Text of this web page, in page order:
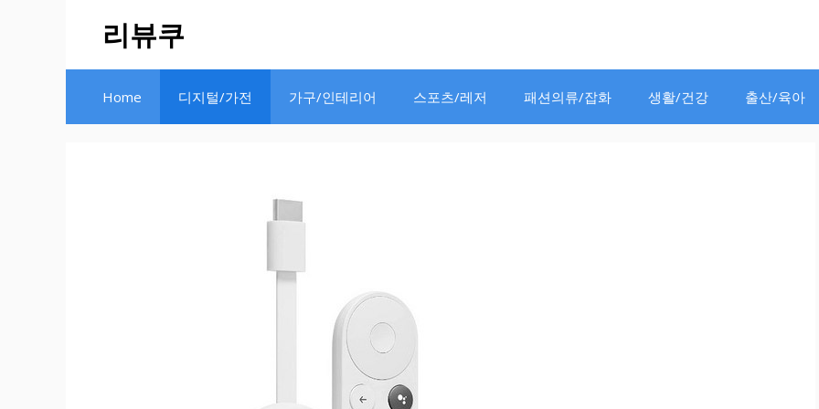
리뷰쿠
Home 디지털/가전 가구/인테리어 스포츠/레저 패션의류/잡화 생활/건강 출산/육아